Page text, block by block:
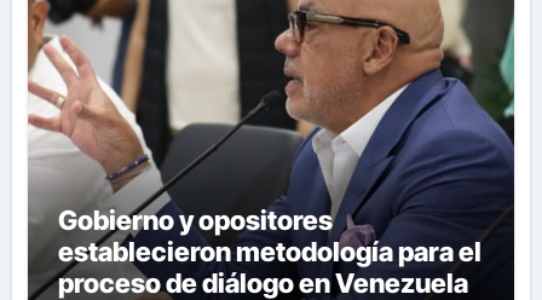
Gobierno y opositores
establecieron metodología para el
proceso de diálogo en Venezuela